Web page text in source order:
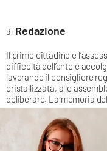
LACPLAY.IT
LACTV.IT
LACONAIR.IT
LACITYMAG.IT
ILREGGINO.IT
Il primo cittadino e
difficoltà dell’ente e
lavorando il consigliere
cristallizzata, alle
deliberare. La memoria
Redazione